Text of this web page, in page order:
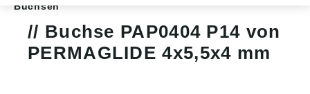
Buchsen
Buchse PAP0404 P14 von
PERMAGLIDE 4x5,5x4 mm